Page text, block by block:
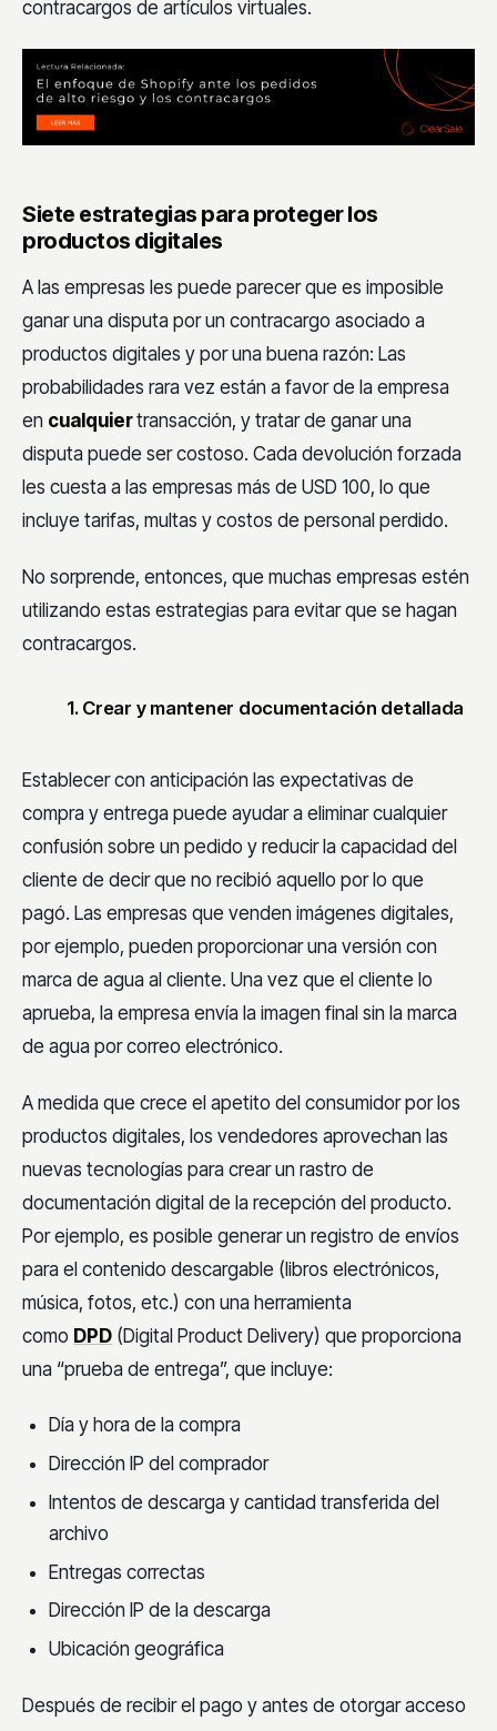
contracargos de artículos virtuales.
Siete estrategias para proteger los
productos digitales
A las empresas les puede parecer que es imposible
ganar una disputa por un contracargo asociado a
productos digitales y por una buena razón: Las
probabilidades rara vez están a favor de la empresa
en cualquiertransacción, y tratar de ganar una
disputa puede ser costoso. Cada devolución forzada
les cuesta a las empresas más de USD 100, lo que
incluye tarifas, multas y costos de personal perdido.
No sorprende, entonces, que muchas empresas estén
utilizando estas estrategias para evitar que se hagan
contracargos.
1. Crear y mantener documentación detallada
Establecer con anticipación las expectativas de
compra y entrega puede ayudar a eliminar cualquier
confusión sobre un pedido y reducir la capacidad del
cliente de decir que no recibió aquello por lo que
pagó. Las empresas que venden imágenes digitales,
por ejemplo, pueden proporcionar una versión con
marca de agua al cliente. Una vez que el cliente lo
aprueba, la empresa envía la imagen final sin la marca
de agua por correo electrónico.
A medida que crece el apetito del consumidor por los
productos digitales, los vendedores aprovechan las
nuevas tecnologías para crear un rastro de
documentación digital de la recepción del producto.
Por ejemplo, es posible generar un registro de envíos
para el contenido descargable (libros electrónicos,
música, fotos, etc.) con una herramienta
como DPD (Digital Product Delivery) que proporciona
una “prueba de entrega”, que incluye:
Día y hora de la compra
Dirección IP del comprador
Intentos de descarga y cantidad transferida del
archivo
Entregas correctas
Dirección IP de la descarga
Ubicación geográfica
Después de recibir el pago y antes de otorgar acceso